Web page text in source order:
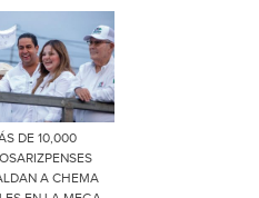
DE 10,000
A CHEMA